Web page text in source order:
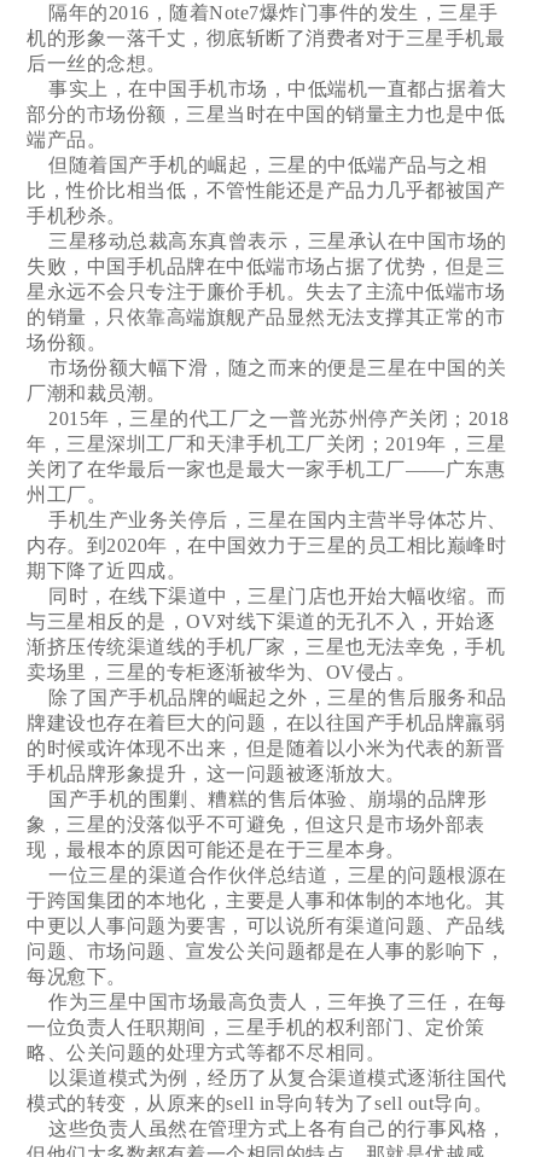
隔年的2016，随着Note7爆炸门事件的发生，三星手
机的形象一落千丈，彻底斩断了消费者对于三星手机最
后一丝的念想。
事实上，在中国手机市场，中低端机一直都占据着大
部分的市场份额，三星当时在中国的销量主力也是中低
端产品。
但随着国产手机的崛起，三星的中低端产品与之相
比，性价比相当低，不管性能还是产品力几乎都被国产
手机秒杀。
三星移动总裁高东真曾表示，三星承认在中国市场的
失败，中国手机品牌在中低端市场占据了优势，但是三
星永远不会只专注于廉价手机。失去了主流中低端市场
的销量，只依靠高端旗舰产品显然无法支撑其正常的市
场份额。
市场份额大幅下滑，随之而来的便是三星在中国的关
厂潮和裁员潮。
2015年，三星的代工厂之一普光苏州停产关闭；2018
年，三星深圳工厂和天津手机工厂关闭；2019年，三星
关闭了在华最后一家也是最大一家手机工厂——广东惠
州工厂。
手机生产业务关停后，三星在国内主营半导体芯片、
内存。到2020年，在中国效力于三星的员工相比巅峰时
期下降了近四成。
同时，在线下渠道中，三星门店也开始大幅收缩。而
与三星相反的是，OV对线下渠道的无孔不入，开始逐
渐挤压传统渠道线的手机厂家，三星也无法幸免，手机
卖场里，三星的专柜逐渐被华为、OV侵占。
除了国产手机品牌的崛起之外，三星的售后服务和品
牌建设也存在着巨大的问题，在以往国产手机品牌羸弱
的时候或许体现不出来，但是随着以小米为代表的新晋
手机品牌形象提升，这一问题被逐渐放大。
国产手机的围剿、糟糕的售后体验、崩塌的品牌形
象，三星的没落似乎不可避免，但这只是市场外部表
现，最根本的原因可能还是在于三星本身。
一位三星的渠道合作伙伴总结道，三星的问题根源在
于跨国集团的本地化，主要是人事和体制的本地化。其
中更以人事问题为要害，可以说所有渠道问题、产品线
问题、市场问题、宣发公关问题都是在人事的影响下，
每况愈下。
作为三星中国市场最高负责人，三年换了三任，在每
一位负责人任职期间，三星手机的权利部门、定价策
略、公关问题的处理方式等都不尽相同。
以渠道模式为例，经历了从复合渠道模式逐渐往国代
模式的转变，从原来的sell in导向转为了sell out导向。
这些负责人虽然在管理方式上各有自己的行事风格，